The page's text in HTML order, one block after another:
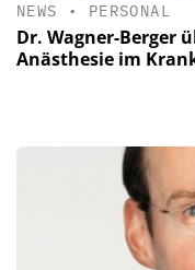
NEWS • PERSONAL
Dr. Wagner-Berger
Anästhesie im